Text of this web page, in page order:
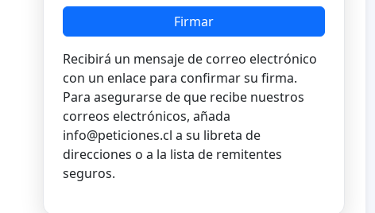
Firmar
Recibirá un mensaje de correo electrónico
con un enlace para confirmar su firma.
Para asegurarse de que recibe nuestros
correos electrónicos, añada
info@peticiones.cl a su libreta de
direcciones o a la lista de remitentes
seguros.